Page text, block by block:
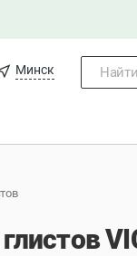
Минск